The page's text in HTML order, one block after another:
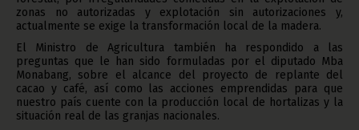
zonas no autorizadas y explotación sin autorizaciones y,
actualmente se exige la transformación local de la madera.
El Ministro de Agricultura también ha respondido a las
preguntas que le han sido formuladas por el diputado Mba
Monabang, sobre el alcance del proyecto de replante del
cacao y café, así como las acciones emprendidas para que
nuestro país cuente con la producción local de hortalizas y la
situación real de las granjas nacionales.